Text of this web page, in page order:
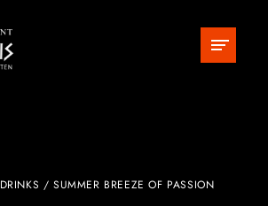
DRINKS / SUMMER BREEZE OF PASSION